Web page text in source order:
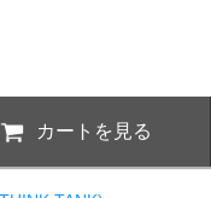
カートを見る